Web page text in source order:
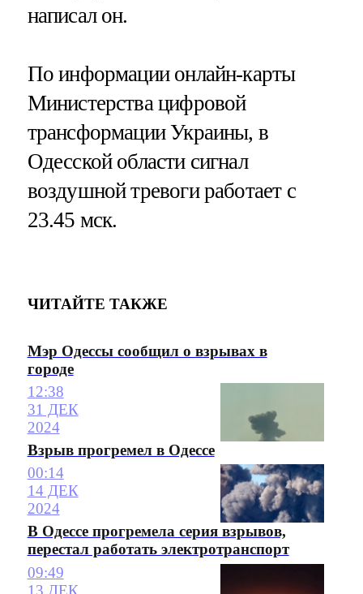
написал он.
По информации онлайн-карты
Министерства цифровой
трансформации Украины, в
Одесской области сигнал
воздушной тревоги работает с
23.45 мск.
ЧИТАЙТЕ ТАКЖЕ
Мэр Одессы сообщил о взрывах в
городе
12:38
31 ДЕК
2024
Взрыв прогремел в Одессе
00:14
14 ДЕК
2024
В Одессе прогремела серия взрывов,
перестал работать электротранспорт
09:49
13 ДЕК